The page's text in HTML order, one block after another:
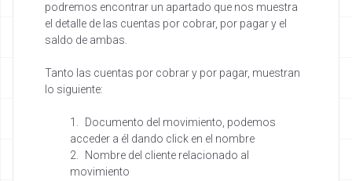
podremos encontrar un apartado que nos muestra
el detalle de las cuentas por cobrar, por pagar y el
saldo de ambas.
Tanto las cuentas por cobrar y por pagar, muestran
lo siguiente:
Documento del movimiento, podemos
acceder a él dando click en el nombre
Nombre del cliente relacionado al
movimiento